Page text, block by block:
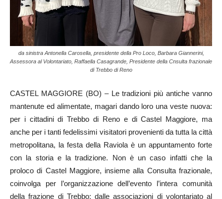
da sinistra Antonella Carosella, presidente della Pro Loco, Barbara Giannerini,
Assessora al Volontariato, Raffaella Casagrande, Presidente della Cnsulta frazionale
di Trebbo di Reno
CASTEL MAGGIORE (BO) – Le tradizioni più antiche vanno
mantenute ed alimentate, magari dando loro una veste nuova:
per i cittadini di Trebbo di Reno e di Castel Maggiore, ma
anche per i tanti fedelissimi visitatori provenienti da tutta la città
metropolitana, la festa della Raviola è un appuntamento forte
con la storia e la tradizione. Non è un caso infatti che la
proloco di Castel Maggiore, insieme alla Consulta frazionale,
coinvolga per l’organizzazione dell’evento l’intera comunità
della frazione di Trebbo: dalle associazioni di volontariato al